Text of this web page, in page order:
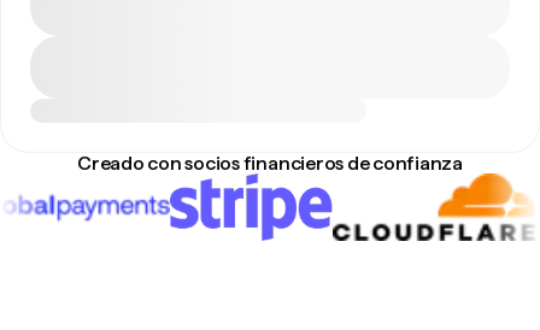
Creado con socios financieros de confianza